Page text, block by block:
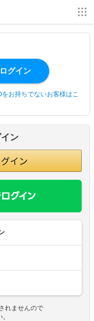
お持ちでないお客様はこ
ン
れませんので